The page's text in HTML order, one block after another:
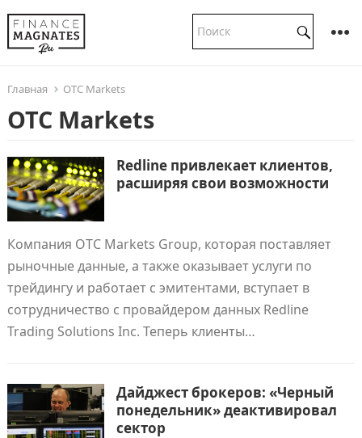
Главная OTC Markets
OTC Markets
Redline привлекает клиентов,
расширяя свои возможности
Компания OTC Markets Group, которая поставляет
рыночные данные, а также оказывает услуги по
трейдингу и работает с эмитентами, вступает в
сотрудничество с провайдером данных Redline
Trading Solutions Inc. Теперь клиенты…
Дайджест брокеров: «Черный
понедельник» деактивировал
сектор